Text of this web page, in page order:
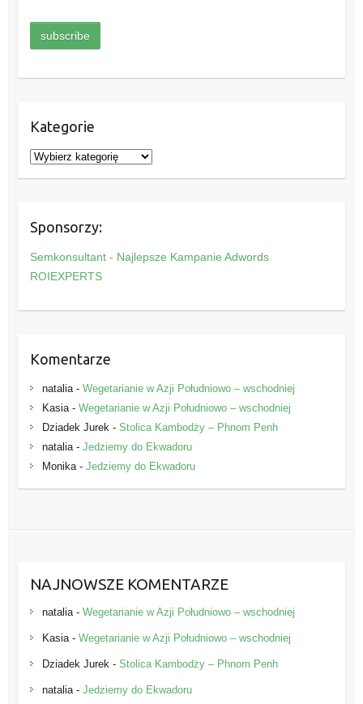
Kategorie
K
a
g
o
r
e
Sponsorzy:
Semkonsultant - Najlepsze Kampanie Adwords
ROIEXPERTS
Komentarze
natalia- Wegetarianie w Azji Południowo – wschodniej
Kasia- Wegetarianie w Azji Południowo – wschodniej
Dziadek Jurek - Stolica Kambodży – Phnom Penh
natalia- Jedziemy do Ekwadoru
Monika- Jedziemy do Ekwadoru
NAJNOWSZE KOMENTARZE
natalia- Wegetarianie w Azji Południowo – wschodniej
Kasia- Wegetarianie w Azji Południowo – wschodniej
Dziadek Jurek - Stolica Kambodży – Phnom Penh
natalia- Jedziemy do Ekwadoru